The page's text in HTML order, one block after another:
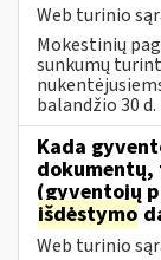
Web turinio
Mokestinių
sunkumų
balandžio 30
Kada
(gyventojų
išdėstymo
Web turinio